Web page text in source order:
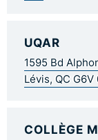
UQAR
1595 Bd
Lévis, QC G6V
COLLÈGE